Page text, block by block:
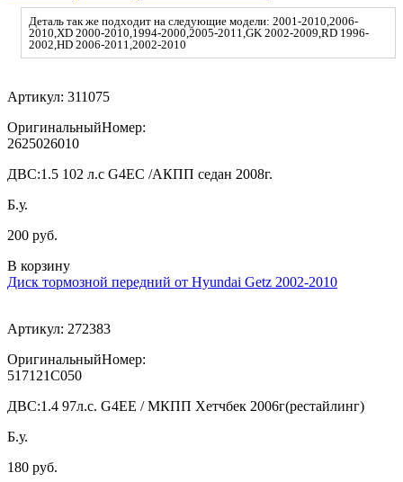
Деталь так же подходит на следующие модели: 2001-2010,2006-
2010,XD 2000-2010,1994-2000,2005-2011,GK 2002-2009,RD 1996-
2002,HD 2006-2011,2002-2010
Артикул: 311075
ОригинальныйНомер:
2625026010
ДВС:1.5 102 л.с G4EC /АКПП седан 2008г.
Б.у.
200 руб.
В корзину
Диск тормозной передний от Hyundai Getz 2002-2010
Артикул: 272383
ОригинальныйНомер:
517121C050
ДВС:1.4 97л.с. G4EE / МКПП Хетчбек 2006г(рестайлинг)
Б.у.
180 руб.